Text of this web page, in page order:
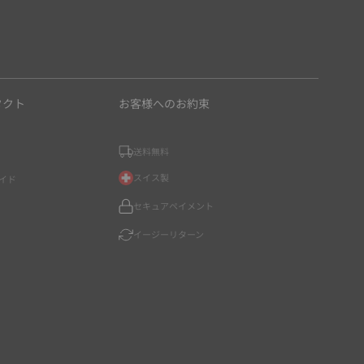
ト
ド
お客様へのお約束
送料無料
スイス製
セキュアペイメント
イージーリターン